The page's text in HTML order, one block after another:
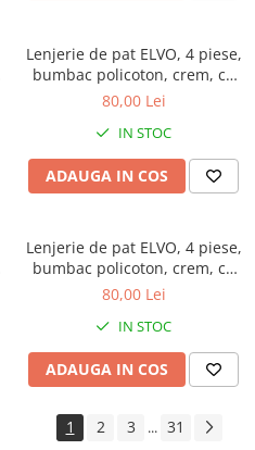
Lenjerie de pat ELVO, 4 piese,
bumbac policoton, crem, cu
flori
80,00 Lei
IN STOC
ADAUGA IN COS
Lenjerie de pat ELVO, 4 piese,
bumbac policoton, crem, cu
trandafiri roz
80,00 Lei
IN STOC
ADAUGA IN COS
1 2 3 ... 31